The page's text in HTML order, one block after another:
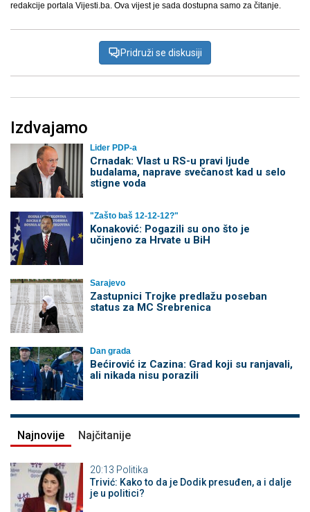
redakcije portala Vijesti.ba. Ova vijest je sada dostupna samo za čitanje.
Pridruži se diskusiji
Izdvajamo
Lider PDP-a
Crnadak: Vlast u RS-u pravi ljude
budalama, naprave svečanost kad u selo
stigne voda
"Zašto baš 12-12-12?"
Konaković: Pogazili su ono što je
učinjeno za Hrvate u BiH
Sarajevo
Zastupnici Trojke predlažu poseban
status za MC Srebrenica
Dan grada
Bećirović iz Cazina: Grad koji su ranjavali,
ali nikada nisu porazili
Najnovije Najčitanije
20:13 Politika
Trivić: Kako to da je Dodik presuđen, a i dalje
je u politici?